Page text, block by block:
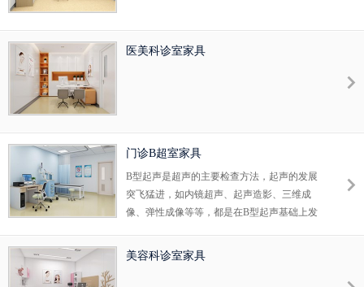
医美科诊室家具
门诊B超室家具
B型起声是超声的主要检查方法，起声的发展
突飞猛进，如内镜超声、起声造影、三维成
像、弹性成像等等，都是在B型起声基础上发
被检查的患者，都应该了解B型起声的特点、
美容科诊室家具